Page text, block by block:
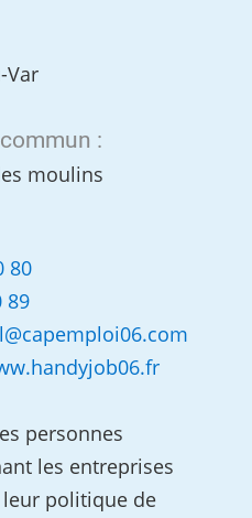
Var
:
moulins
80
89
@capemploi06.com
personnes
les entreprises
politique de